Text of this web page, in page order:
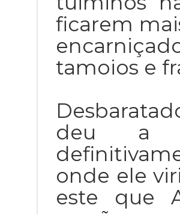
ficarem
tamoios e
deu a
onde ele
este que